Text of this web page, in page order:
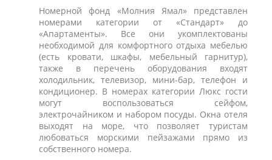
Номерной фонд «Молния Ямал» представлен
номерами категории от «Стандарт» до
«Апартаменты». Все они укомплектованы
необходимой для комфортного отдыха мебелью
(есть кровати, шкафы, мебельный гарнитур),
также в перечень оборудования входят
холодильник, телевизор, мини-бар, телефон и
кондиционер. В номерах категории Люкс гости
могут воспользоваться сейфом,
электрочайником и набором посуды. Окна отеля
выходят на море, что позволяет туристам
любоваться морскими пейзажами прямо из
собственного номера.